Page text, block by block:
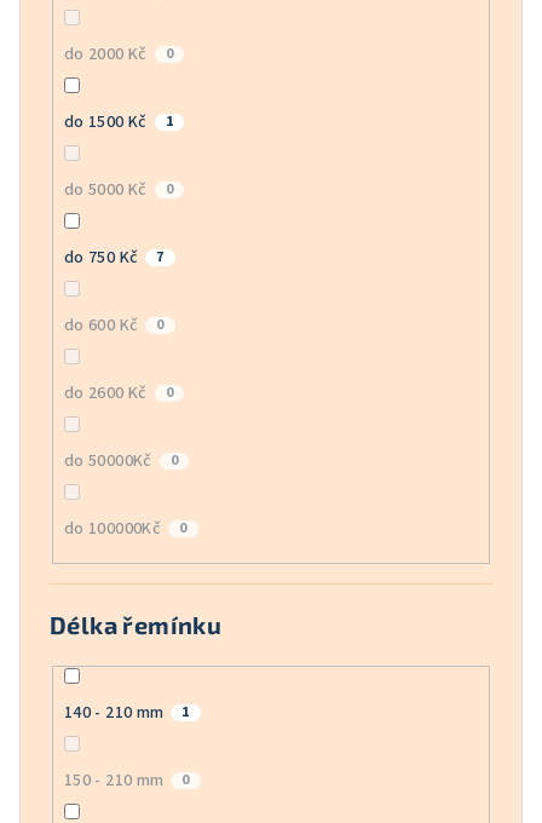
do 2000 Kč 0
do 1500 Kč 1
do 5000 Kč 0
do 750 Kč 7
do 600 Kč 0
do 2600 Kč 0
do 50000Kč 0
do 100000Kč 0
Délka řemínku
140 - 210 mm 1
150 - 210 mm 0